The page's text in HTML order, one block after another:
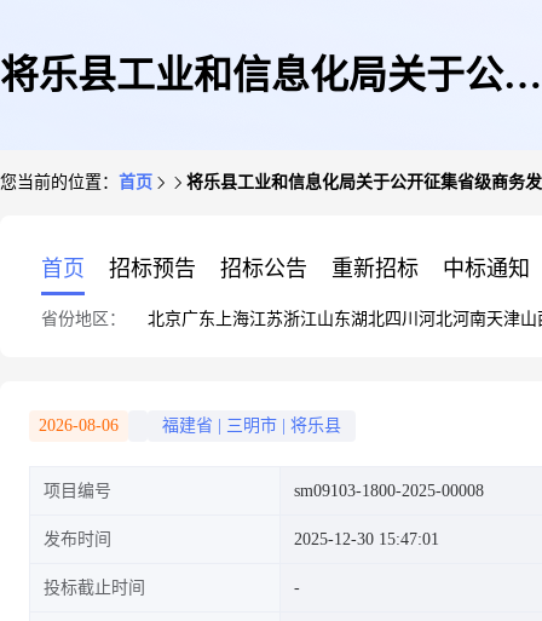
将乐县工业和信息化局关于公开
您当前的位置： 首页 将乐县工业和信息化局关于公开征集省级商务
首页 招标预告 招标公告 重新招标 中标通知
省份地区： 北京广东 上海江苏浙江山东湖北四川 河北河南天津山
2026-08-06 福建省 三明市 将乐县
项目编号 sm09103-1800-2025-00008
发布时间 2025-12-30 15:47:01
投标截止时间